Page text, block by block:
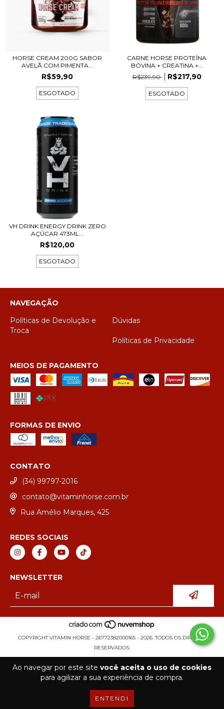
Ao navegar por este site você aceita o uso de cookies
para agilizar a sua experiência de compra.
ENTENDI
HORSE CREAM 200G SABOR
AVELÃ COM PIMENTA...
R$59,90
ESGOTADO
CARNE HORSE PROTEÍNA
BOVINA + CREATINA +...
R$239,90
R$217,90
ESGOTADO
VH DRINK ENERGY DRINK ZERO
AÇÚCAR 473ML...
R$120,00
ESGOTADO
NAVEGAÇÃO
Políticas de Devolução e
Troca
Dúvidas
Políticas de Privacidade
MEIOS DE PAGAMENTO
FORMAS DE ENVIO
CONTATO
(34) 99797-2016
contato@vitaminhorse.com.br
Rua Amélio Marques, 425
REDES SOCIAIS
NEWSLETTER
COPYRIGHT VITAMIN HORSE - 26772382000165 - 2026. TODOS OS DIREITOS
RESERVADOS.